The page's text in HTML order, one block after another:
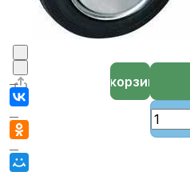
В корзине